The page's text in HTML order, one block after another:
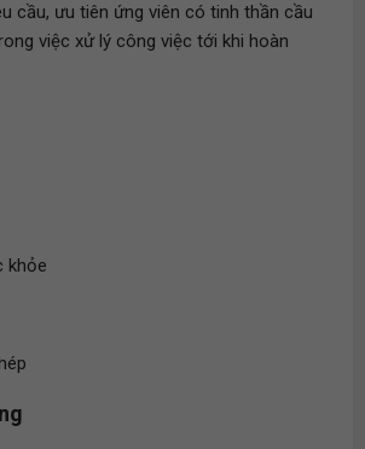
cầu, ưu tiên ứng viên có tinh thần cầu
việc xử lý công việc tới khi hoàn
khỏe